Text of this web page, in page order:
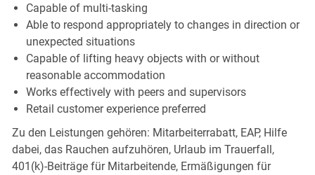
Capable of multi-tasking
Able to respond appropriately to changes in direction or
unexpected situations
Capable of lifting heavy objects with or without
reasonable accommodation
Works effectively with peers and supervisors
Retail customer experience preferred
Zu den Leistungen gehören: Mitarbeiterrabatt, EAP, Hilfe
dabei, das Rauchen aufzuhören, Urlaub im Trauerfall,
401(k)-Beiträge für Mitarbeitende, Ermäßigungen für